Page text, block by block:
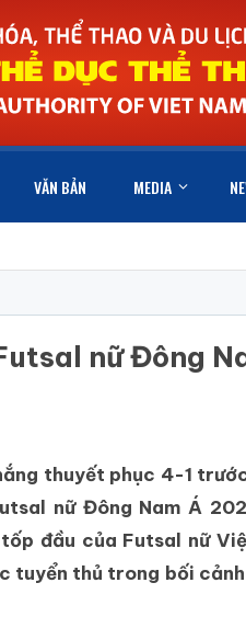
VĂN BẢN MEDIA
nữ Đông
thuyết phục 4-1
nữ Đông Nam Á
đầu của Futsal nữ
tuyển thủ trong bối